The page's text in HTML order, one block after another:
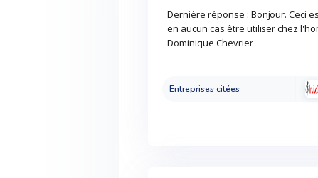
Dernière réponse : Bonjour. Ceci
en aucun cas être utiliser chez
Dominique Chevrier
Entreprises citées